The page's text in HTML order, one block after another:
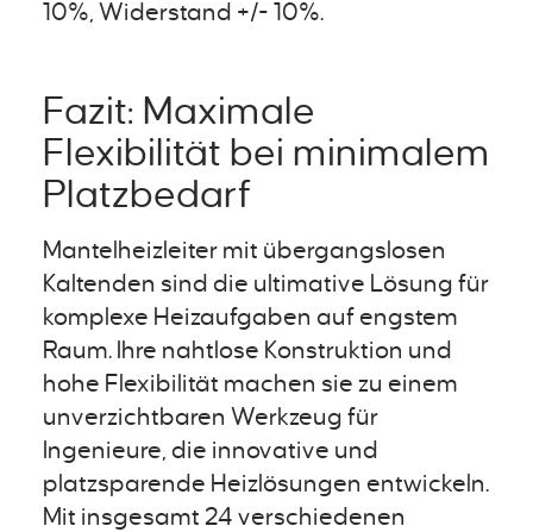
10%, Widerstand +/- 10%.
Fazit: Maximale
Flexibilität bei minimalem
Platzbedarf
Mantelheizleiter mit übergangslosen
Kaltenden sind die ultimative Lösung für
komplexe Heizaufgaben auf engstem
Raum. Ihre nahtlose Konstruktion und
hohe Flexibilität machen sie zu einem
unverzichtbaren Werkzeug für
Ingenieure, die innovative und
platzsparende Heizlösungen entwickeln.
Mit insgesamt 24 verschiedenen